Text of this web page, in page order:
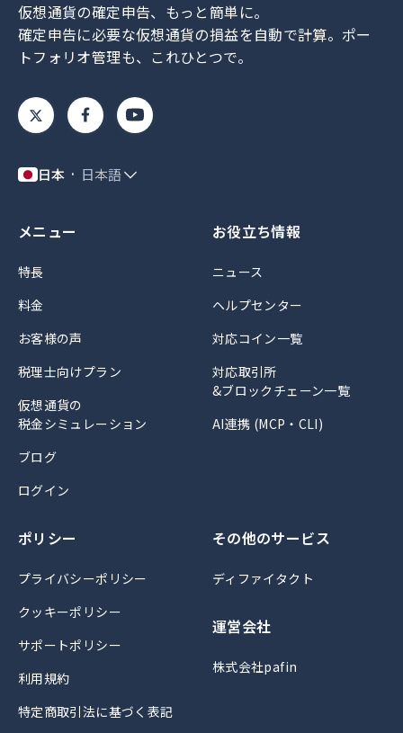
仮想通貨の確定申告、もっと簡単に。
確定申告に必要な仮想通貨の損益を自動で計算。 ポー
トフォリオ管理も、これひとつで。
日本 日本語
メニュー
特長
料金
お客様の声
税理士向けプラン
仮想通貨の
税金シミュレーション
ブログ
ログイン
お役立ち情報
ニュース
ヘルプセンター
対応コイン一覧
対応取引所
&ブロックチェーン一覧
AI連携 (MCP・CLI)
ポリシー
プライバシーポリシー
クッキーポリシー
サポートポリシー
利用規約
特定商取引法に基づく表記
その他のサービス
ディファイタクト
運営会社
株式会社pafin